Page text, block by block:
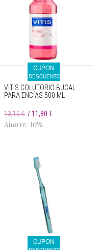
CUPON
DESCUENTO
VITIS COLUTORIO BUCAL
PARA ENCÍAS 500 ML
13,10 € 11,80 €
Ahorre: 10%
CUPON